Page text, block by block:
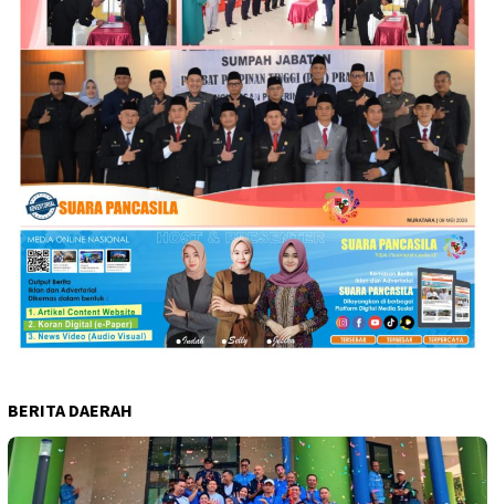
BERITA DAERAH